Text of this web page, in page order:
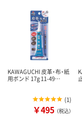
KAWAGUCHI 皮革・布・紙
用ボンド 17g 11-49…
(1)
￥495 （税込）